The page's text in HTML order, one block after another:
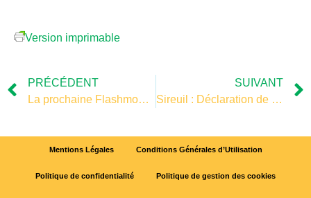
Version imprimable
PRÉCÉDENT
La prochaine Flashmob pour Méli-Mélo
SUIVANT
Sireuil : Déclaration de projet n°1 du PLU
Mentions Légales Conditions Générales d’Utilisation
Politique de confidentialité Politique de gestion des cookies